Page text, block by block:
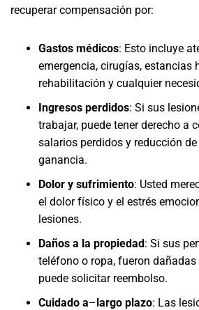
recuperar compensación por:
Gastos médicos: Esto incluye
emergencia, cirugías, estancias
rehabilitación y cualquier
Ingresos perdidos: Si sus
trabajar, puede tener derecho a
salarios perdidos y reducción
ganancia.
Dolor y sufrimiento: Usted
el dolor físico y el estrés
lesiones.
Daños a la propiedad: Si sus
teléfono o ropa, fueron dañadas
puede solicitar reembolso.
Cuidado a–largo plazo: Las